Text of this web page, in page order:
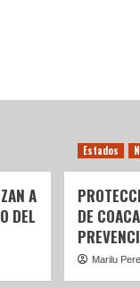
A
DEL
Estados
DE
Marilu